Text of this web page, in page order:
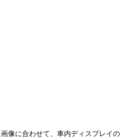
像に合わせて、車内ディスプレイの